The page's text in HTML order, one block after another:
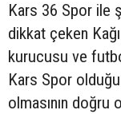
Kars 36 Spor ile
dikkat çeken
kurucusu ve
Kars Spor
olmasının doğru